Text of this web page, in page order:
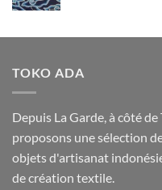
TOKO ADA
Depuis La Garde, à côté
proposons une sélection
objets d'artisanat
de création textile.